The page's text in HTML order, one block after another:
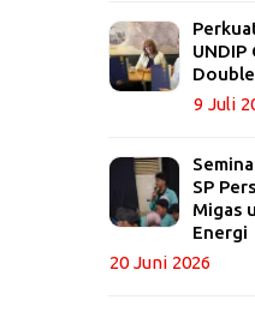
UNDIP
9 Juli
SP
Migas
Energi
20 Juni 2026